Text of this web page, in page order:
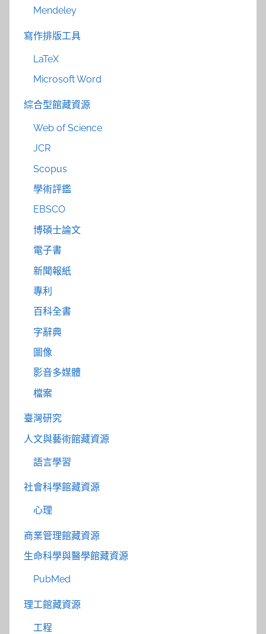
Mendeley
寫作排版工具
LaTeX
Microsoft Word
綜合型館藏資源
Web of Science
JCR
Scopus
學術評鑑
EBSCO
博碩士論文
電子書
新聞報紙
專利
百科全書
字辭典
圖像
影音多媒體
檔案
臺灣研究
人文與藝術館藏資源
語言學習
社會科學館藏資源
心理
商業管理館藏資源
生命科學與醫學館藏資源
PubMed
理工館藏資源
工程